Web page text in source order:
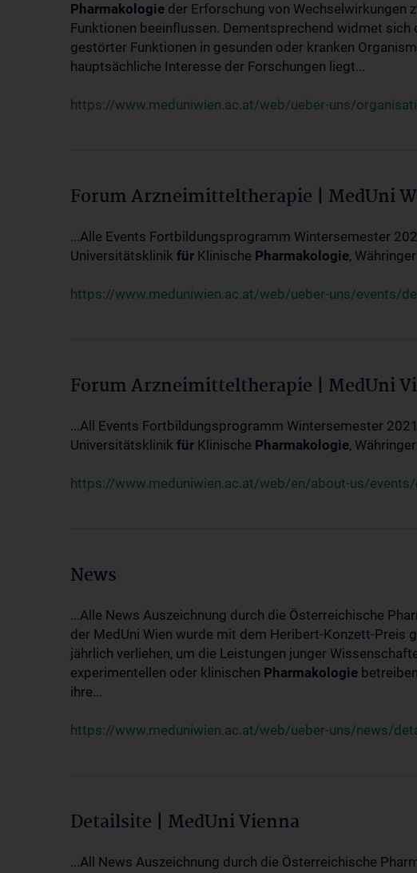
Pharmakologie der Erforschung von Wechselwirkungen
Funktionen beeinflussen. Dementsprechend widmet sich
gestörter Funktionen in gesunden oder kranken
hauptsächliche Interesse der Forschungen liegt...
https://www.meduniwien.ac.at/web/ueber-uns/
Forum Arzneimitteltherapie | MedUni
...Alle Events Fortbildungsprogramm Wintersemester
Universitätsklinik für Klinische Pharmakologie,
https://www.meduniwien.ac.at/web/ueber-uns/events/
Forum Arzneimitteltherapie | MedUni
...All Events Fortbildungsprogramm Wintersemester
Universitätsklinik für Klinische Pharmakologie,
https://www.meduniwien.ac.at/web/en/about-us/
News
...Alle News Auszeichnung durch die Österreichische
der MedUni Wien wurde mit dem Heribert-Konzett-Preis
jährlich verliehen, um die Leistungen junger
experimentellen oder klinischen Pharmakologie
ihre...
https://www.meduniwien.ac.at/web/ueber-uns/news/
Detailsite | MedUni Vienna
...All News Auszeichnung durch die Österreichische